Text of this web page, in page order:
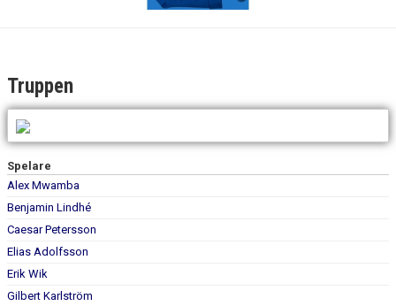
BILDGALLERI
DOKUMENT
KONTAKT
Truppen
Spelare
Alex Mwamba
Benjamin Lindhé
Caesar Petersson
Elias Adolfsson
Erik Wik
Gilbert Karlström